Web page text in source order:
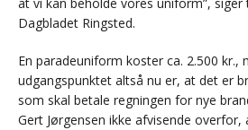
Dagbladet Ringsted.
En paradeuniform koster ca. 2.500 kr.,
udgangspunktet altså nu er, at det er
som skal betale regningen for nye
Gert Jørgensen ikke afvisende overfor,